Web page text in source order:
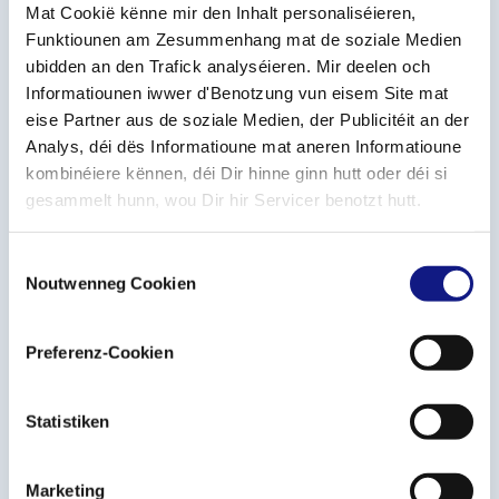
Mat Cookië kënne mir den Inhalt personaliséieren,
Funktiounen am Zesummenhang mat de soziale Medien
ubidden an den Trafick analyséieren. Mir deelen och
Informatiounen iwwer d'Benotzung vun eisem Site mat
eise Partner aus de soziale Medien, der Publicitéit an der
Analys, déi dës Informatioune mat aneren Informatioune
kombinéiere kënnen, déi Dir hinne ginn hutt oder déi si
gesammelt hunn, wou Dir hir Servicer benotzt hutt.
Noutwenneg Cookien
Preferenz-Cookien
Statistiken
Marketing
Ech bestätegen, d'Dateschutzpolitikzur
Kenntnis geholl ze hunn a se ze akzeptéieren
Ech wëll eng Kopie vu menger
Informationsufro iwwer E-Mail geschéckt
kréien.